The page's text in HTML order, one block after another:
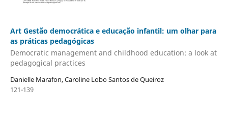
Art Gestão democrática e educação infantil: um olhar para
as práticas pedagógicas
Democratic management and childhood education: a look at
pedagogical practices
Danielle Marafon, Caroline Lobo Santos de Queiroz
121-139